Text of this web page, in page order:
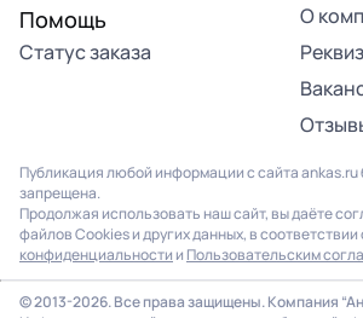
Помощь
Статус заказа
О
Публикация любой информации с сайта ankas.ru
запрещена.
Продолжая использовать наш сайт, вы даёте
файлов Cookies и других данных, в соответствии
конфиденциальности и Пользовательским
© 2013-2026. Все права защищены. Компания